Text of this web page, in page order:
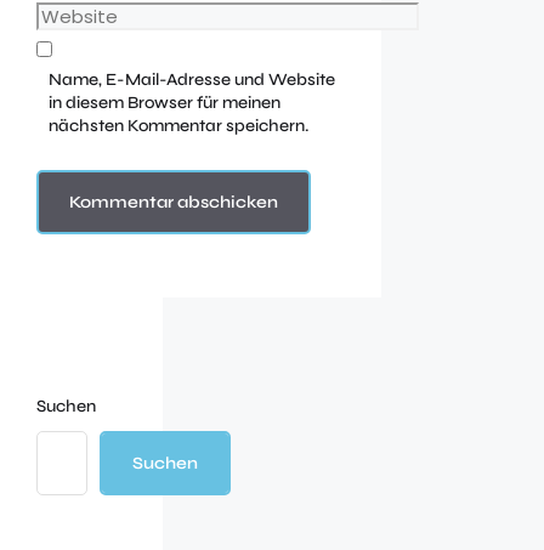
Name, E-Mail-Adresse und Website
in diesem Browser für meinen
nächsten Kommentar speichern.
Suchen
Suchen